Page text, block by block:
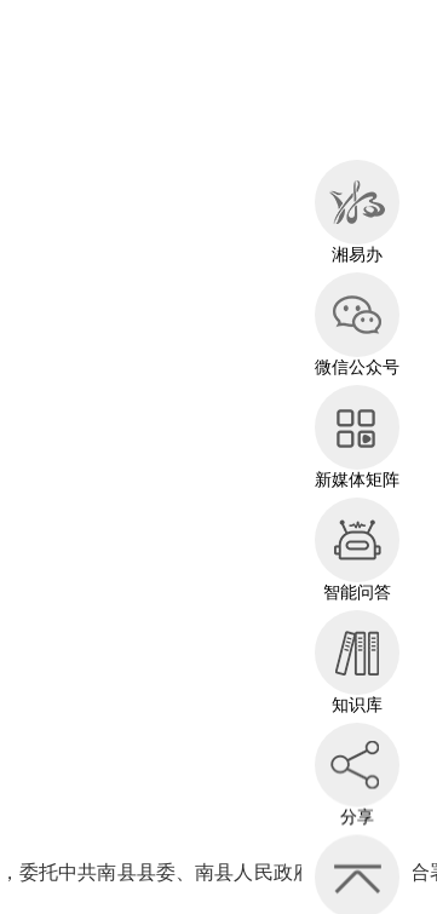
托中共南县县委、南县人民政府管理，实行合
湘易办
微信公众号
新媒体矩阵
智能问答
知识库
分享